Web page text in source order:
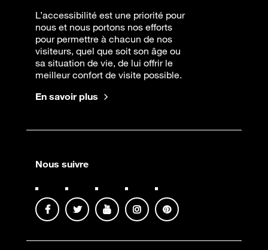
L’accessibilité est une priorité pour
nous et nous portons nos efforts
pour permettre à chacun de nos
visiteurs, quel que soit son âge ou
sa situation de vie, de lui offrir le
meilleur confort de visite possible.
En savoir plus
Nous suivre